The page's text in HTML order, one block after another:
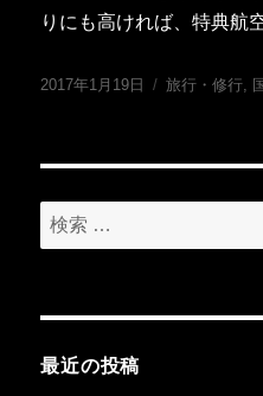
りにも高ければ、特典航
投
2017年1月19日
カ
旅行・修行,
検
索:
最近の投稿